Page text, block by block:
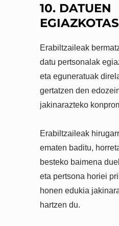
10. DATUEN
Erabiltzaileak
datu pertsonalak
eta eguneratuak
gertatzen den
jakinarazteko
Erabiltzaileak
ematen baditu,
besteko baimena
eta pertsona horiei
honen edukia
hartzen du.